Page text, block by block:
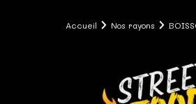
Accueil Nos rayons